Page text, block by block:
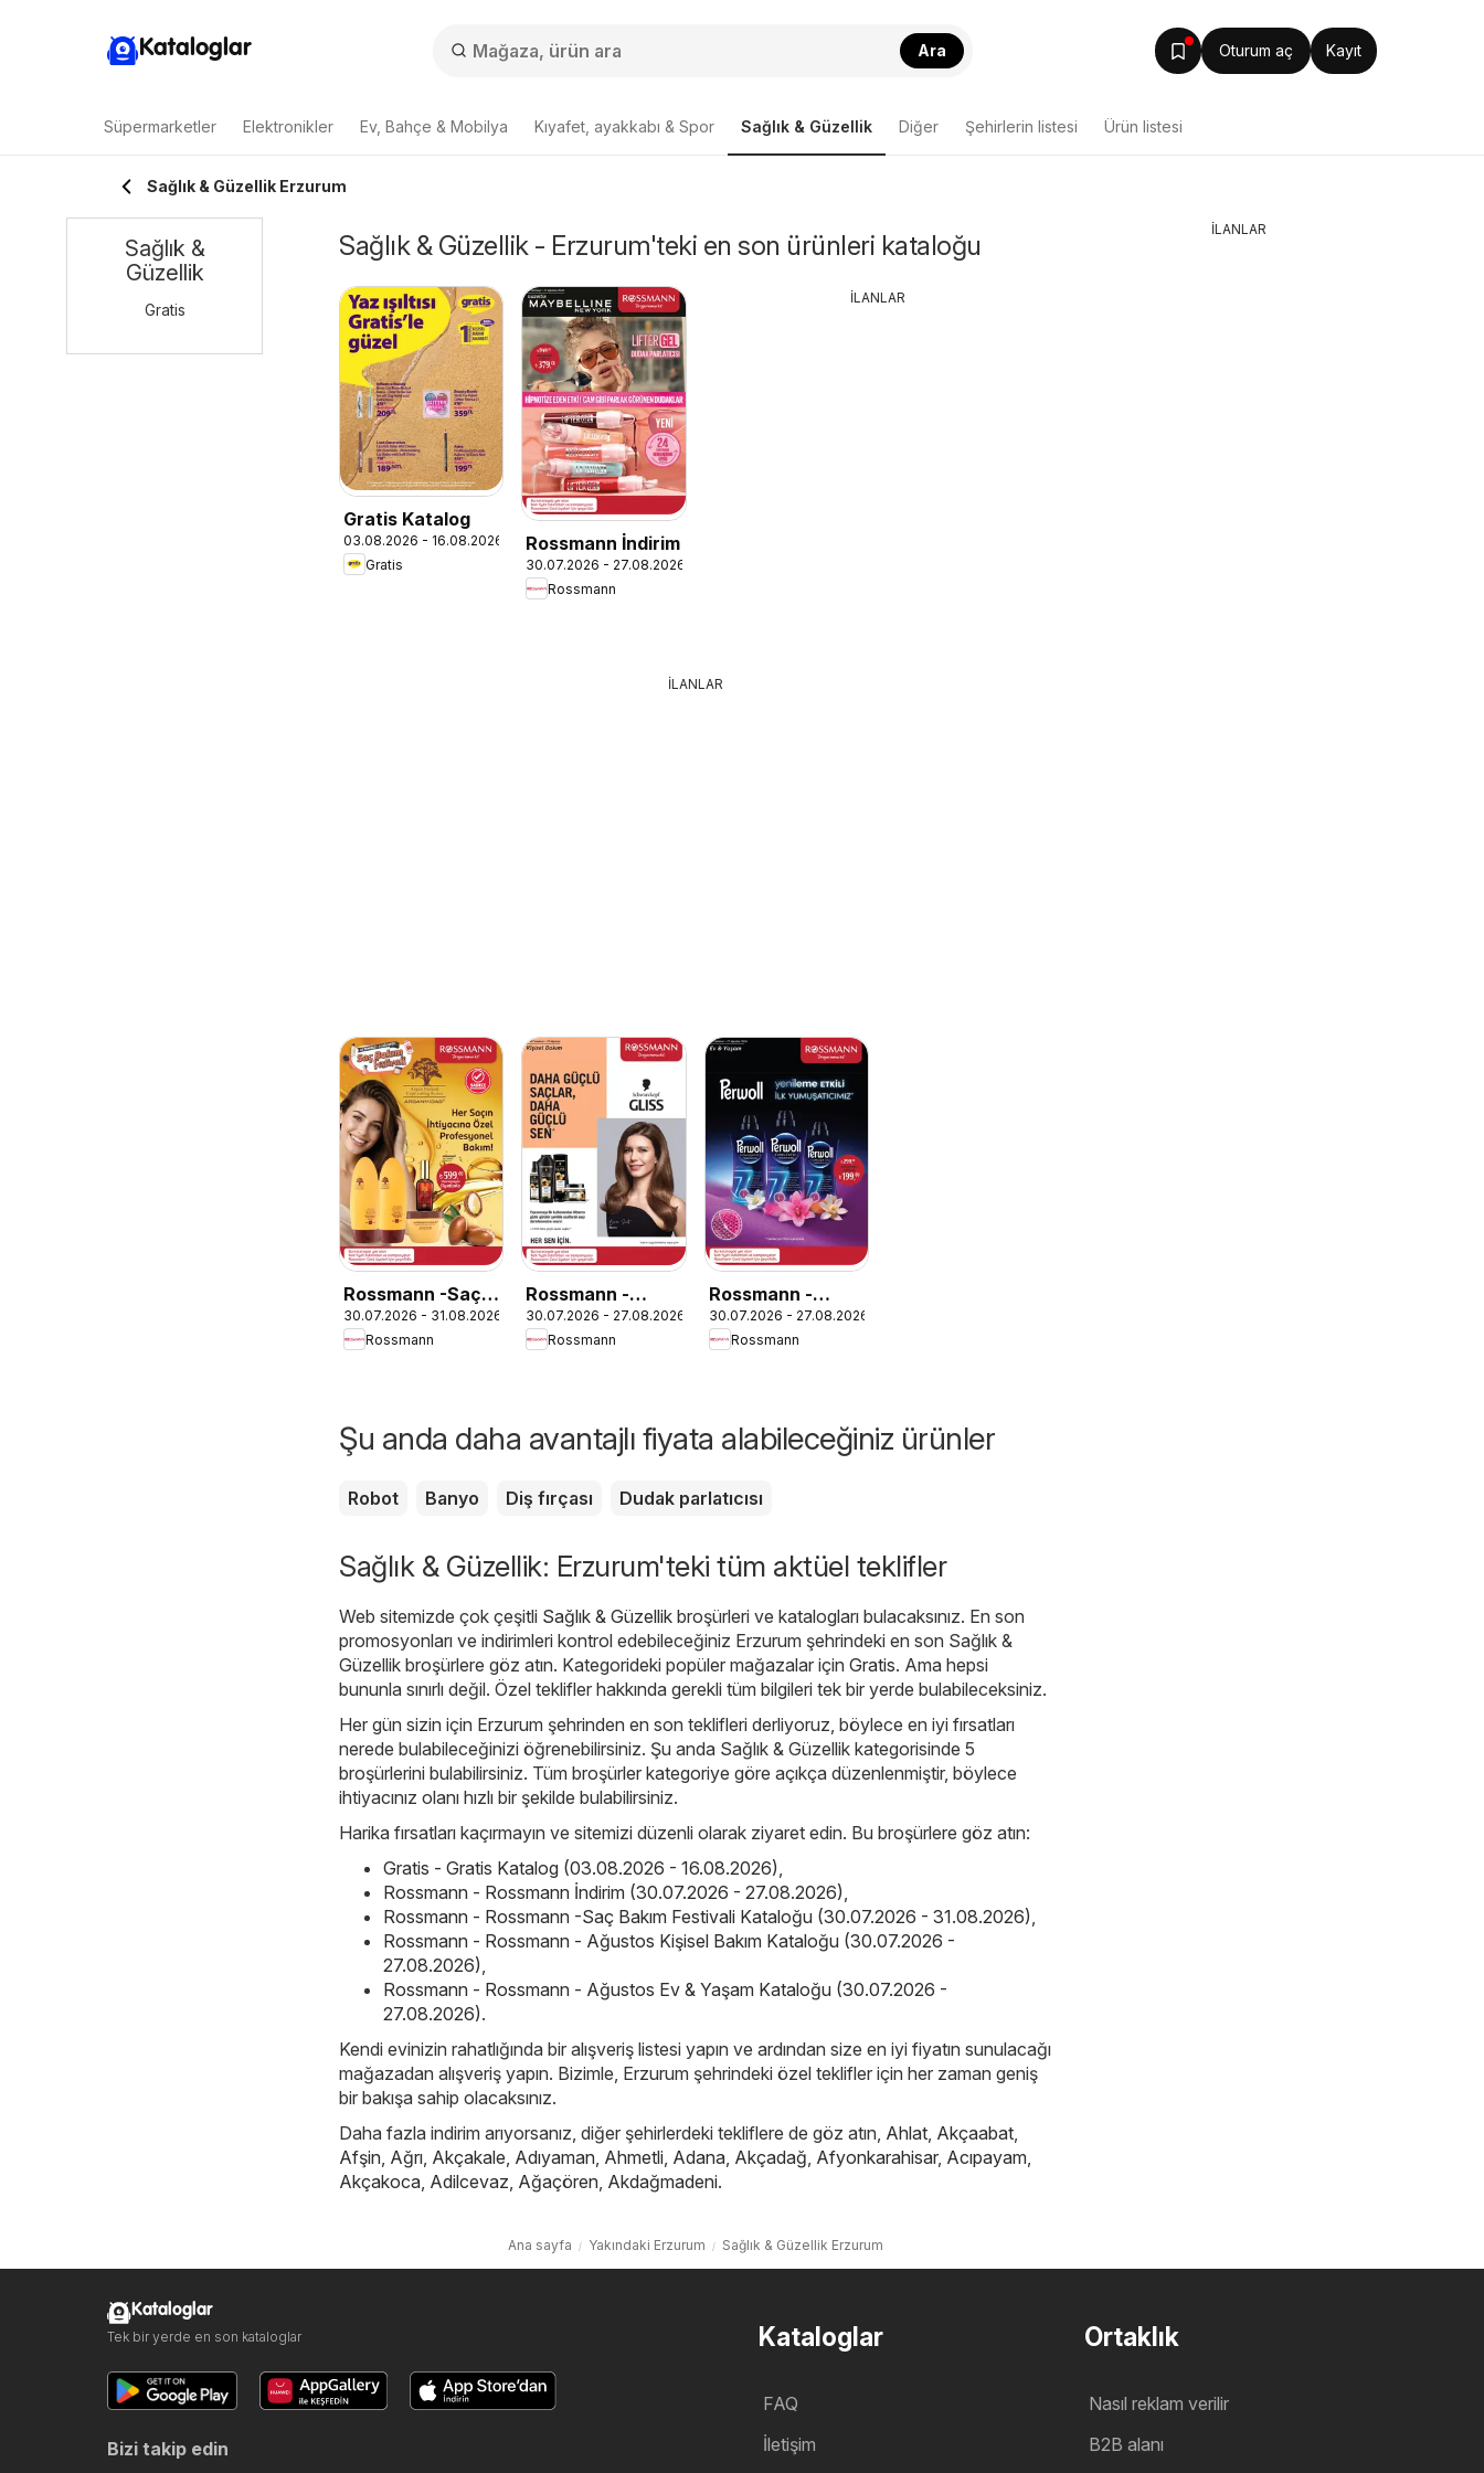
Kataloglar Ara Oturum aç Kayıt
Süpermarketler Elektronikler Ev, Bahçe & Mobilya Kıyafet, ayakkabı & Spor Sağlık & Güzellik Diğer Şehirlerin listesi Ürün listesi
Sağlık & Güzellik Erzurum
Sağlık & Güzellik - Erzurum'teki en son ürünleri kataloğu
Gratis Katalog
03.08.2026 - 16.08.2026
Gratis
Rossmann İndirim
30.07.2026 - 27.08.2026
Rossmann
İLANLAR
İLANLAR
Rossmann -Saç
Bakım Festivali
Kataloğu
30.07.2026 - 31.08.2026
Rossmann
Rossmann -
Ağustos Kişisel
Bakım Kataloğu
30.07.2026 - 27.08.2026
Rossmann
Rossmann -
Ağustos Ev &
Yaşam Kataloğu
30.07.2026 - 27.08.2026
Rossmann
Şu anda daha avantajlı fiyata alabileceğiniz ürünler
Robot Banyo Diş fırçası Dudak parlatıcısı
Sağlık & Güzellik: Erzurum'teki tüm aktüel teklifler
Web sitemizde çok çeşitli Sağlık & Güzellik broşürleri ve katalogları bulacaksınız. En son
promosyonları ve indirimleri kontrol edebileceğiniz Erzurum şehrindeki en son Sağlık &
Güzellik broşürlere göz atın. Kategorideki popüler mağazalar için Gratis. Ama hepsi
bununla sınırlı değil. Özel teklifler hakkında gerekli tüm bilgileri tek bir yerde bulabileceksiniz.
Her gün sizin için Erzurum şehrinden en son teklifleri derliyoruz, böylece en iyi fırsatları
nerede bulabileceğinizi öğrenebilirsiniz. Şu anda Sağlık & Güzellik kategorisinde 5
broşürlerini bulabilirsiniz. Tüm broşürler kategoriye göre açıkça düzenlenmiştir, böylece
ihtiyacınız olanı hızlı bir şekilde bulabilirsiniz.
Harika fırsatları kaçırmayın ve sitemizi düzenli olarak ziyaret edin. Bu broşürlere göz atın:
Gratis - Gratis Katalog (03.08.2026 - 16.08.2026),
Rossmann - Rossmann İndirim (30.07.2026 - 27.08.2026),
Rossmann - Rossmann -Saç Bakım Festivali Kataloğu (30.07.2026 - 31.08.2026),
Rossmann - Rossmann - Ağustos Kişisel Bakım Kataloğu (30.07.2026 -
27.08.2026),
Rossmann - Rossmann - Ağustos Ev & Yaşam Kataloğu (30.07.2026 -
27.08.2026).
Kendi evinizin rahatlığında bir alışveriş listesi yapın ve ardından size en iyi fiyatın sunulacağı
mağazadan alışveriş yapın. Bizimle, Erzurum şehrindeki özel teklifler için her zaman geniş
bir bakışa sahip olacaksınız.
Daha fazla indirim arıyorsanız, diğer şehirlerdeki tekliflere de göz atın, Ahlat, Akçaabat,
Afşin, Ağrı, Akçakale, Adıyaman, Ahmetli, Adana, Akçadağ, Afyonkarahisar, Acıpayam,
Akçakoca, Adilcevaz, Ağaçören, Akdağmadeni.
Ana sayfa Yakındaki Erzurum Sağlık & Güzellik Erzurum
Sağlık &
Güzellik
Gratis
İLANLAR
Kataloglar
FAQ
İletişim
Ortaklık
Nasıl reklam verilir
B2B alanı
Kataloglar
Tek bir yerde en son kataloglar
Bizi takip edin